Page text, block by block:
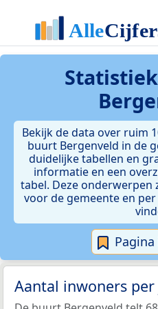
Bekijk de data over ruim
buurt Bergenveld in de
duidelijke tabellen en
informatie en een
tabel. Deze onderwerpen
voor de gemeente en
Aantal inwoners